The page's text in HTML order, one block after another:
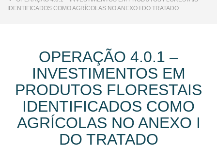
IDENTIFICADOS COMO AGRÍCOLAS NO ANEXO I DO TRATADO
OPERAÇÃO 4.0.1 –
INVESTIMENTOS EM
PRODUTOS FLORESTAIS
IDENTIFICADOS COMO
AGRÍCOLAS NO ANEXO I
DO TRATADO